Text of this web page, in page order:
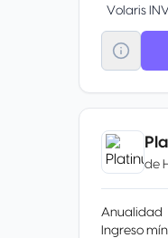
Volaris
MXN
Acumula
Monedero
Seis (6)
de
Anualidad
Ingreso